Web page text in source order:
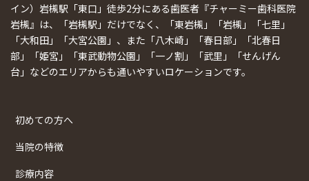
イン）岩槻駅「東口」徒歩2分にある歯医者『チャーミー歯科医院
岩槻』は、「岩槻駅」だけでなく、「東岩槻」「岩槻」「七里」
「大和田」「大宮公園」、また「八木崎」「春日部」「北春日
部」「姫宮」「東武動物公園」「一ノ割」「武里」「せんげん
台」などのエリアからも通いやすいロケーションです。
初めての方へ
当院の特徴
診療内容